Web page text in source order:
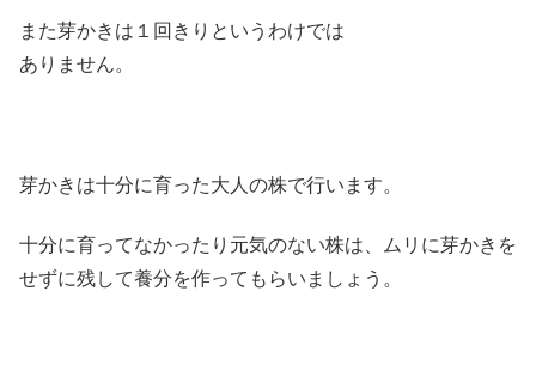
また芽かきは１回きりというわけでは
ありません。
芽かきは十分に育った大人の株で行います。
十分に育ってなかったり元気のない株は、ムリに芽かきを
せずに残して養分を作ってもらいましょう。